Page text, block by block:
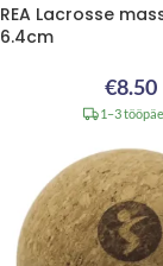
REA Lacrosse
6.4cm
€8.50
1–3